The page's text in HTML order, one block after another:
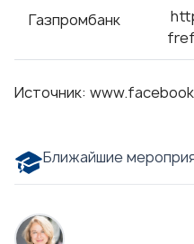
Газпромбанк
Источник:
Ближайшие